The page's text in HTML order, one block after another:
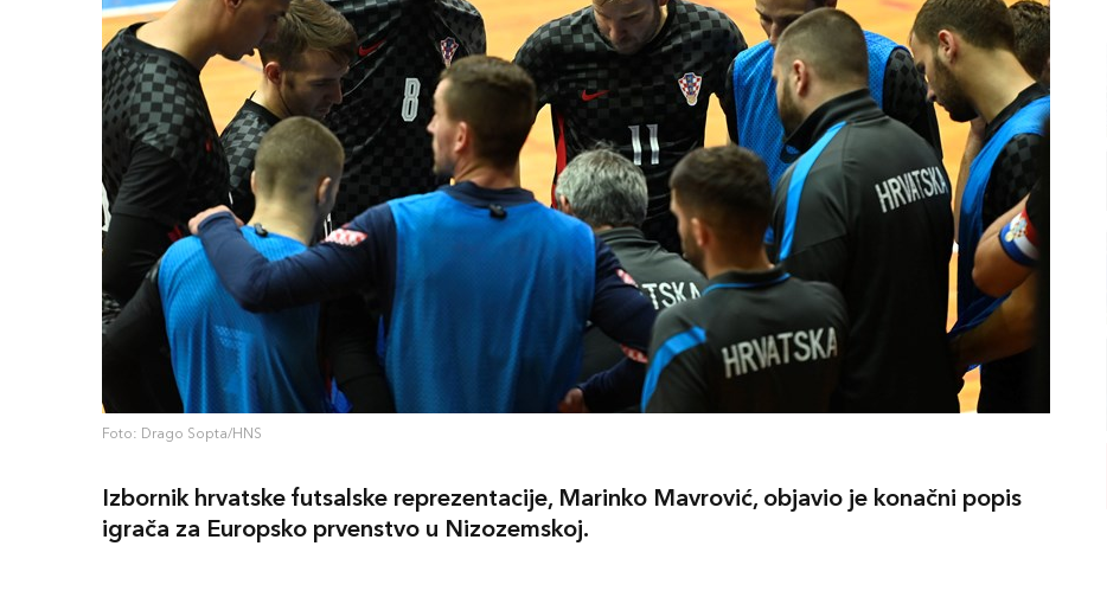
Foto: Drago Sopta/HNS
Izbornik hrvatske futsalske reprezentacije, Marinko Mavrović, objavio je konačni popis
igrača za Europsko prvenstvo u Nizozemskoj.